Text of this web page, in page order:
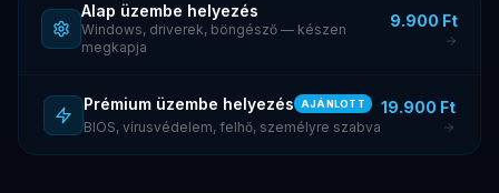
Alap üzembe helyezés
Windows, driverek, böngésző — készen
megkapja
9.900 Ft
Prémium üzembe helyezés AJÁNLOTT
BIOS, vírusvédelem, felhő, személyre szabva
19.900 Ft